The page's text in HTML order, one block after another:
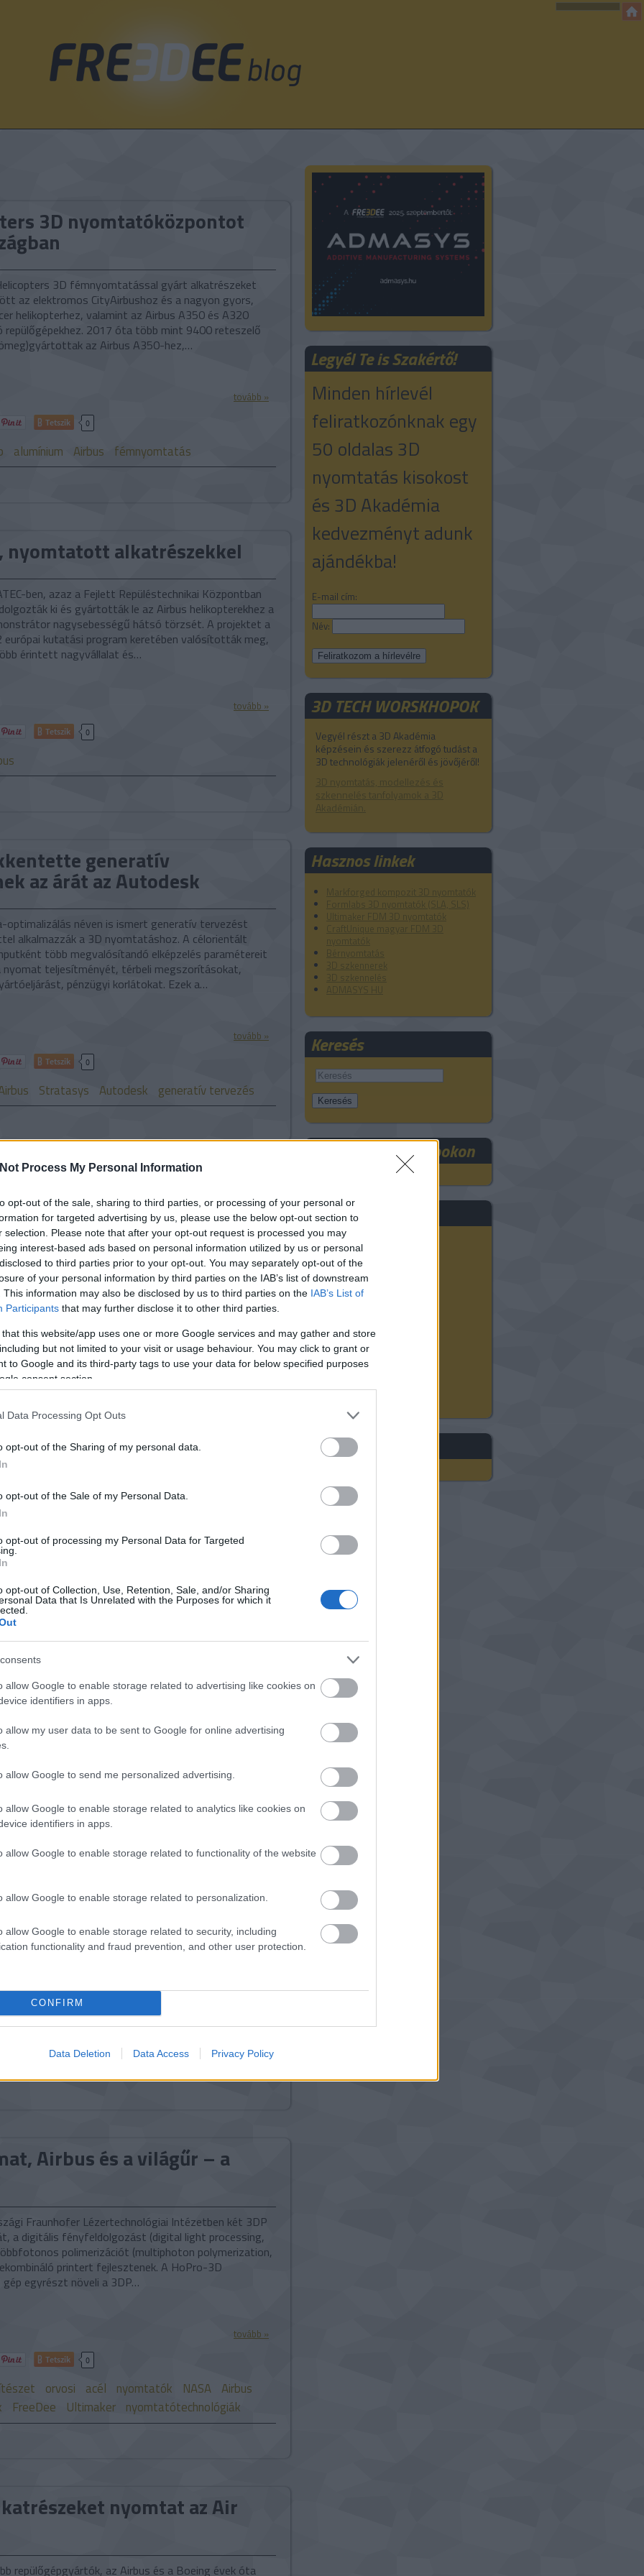
Process My Personal Information
opt-out of the sale, sharing to third parties, or processing of your personal or
for targeted advertising by us, please use the below opt-out section to
selection. Please note that after your opt-out request is processed you may
interest-based ads based on personal information utilized by us or personal
to third parties prior to your opt-out. You may separately opt-out of the
of your personal information by third parties on the IAB’s list of downstream
This information may also be disclosed by us to third parties on the IAB’s List of
Participants that may further disclose it to other third parties.
that this website/app uses one or more Google services and may gather and store
but not limited to your visit or usage behaviour. You may click to grant or
to Google and its third-party tags to use your data for below specified purposes
consent section.
Data Processing Opt Outs
opt-out of the Sharing of my personal data.
opt-out of the Sale of my Personal Data.
opt-out of processing my Personal Data for Targeted
opt-out of Collection, Use, Retention, Sale, and/or Sharing
Data that Is Unrelated with the Purposes for which it
allow Google to enable storage related to advertising like cookies on
identifiers in apps.
allow my user data to be sent to Google for online advertising
allow Google to send me personalized advertising.
allow Google to enable storage related to analytics like cookies on
identifiers in apps.
allow Google to enable storage related to functionality of the website
allow Google to enable storage related to personalization.
allow Google to enable storage related to security, including
functionality and fraud prevention, and other user protection.
CONFIRM
Data Deletion Data Access Privacy Policy
Legyél Te is Szakértő!
Minden hírlevél
feliratkozónknak egy
50 oldalas 3D
nyomtatás kisokost
és 3D Akadémia
kedvezményt adunk
ajándékba!
E-mail cím:
Név:
3D TECH WORSKHOPOK
Vegyél részt a 3D Akadémia
képzésein és szerezz átfogó tudást a
3D technológiák jelenéről és jövőjéről!
3D nyomtatás, modellezés és
szkennelés tanfolyamok a 3D
Akadémián.
Hasznos linkek
Markforged kompozit 3D nyomtatók
Formlabs 3D nyomtatók (SLA, SLS)
Ultimaker FDM 3D nyomtatók
CraftUnique magyar FDM 3D
nyomtatók
Bérnyomtatás
3D szkennerek
3D szkennelés
ADMASYS HU
Keresés
FRE3DEE a Facebookon
Archívum
2025 szeptember
2024 november
2024 október
2024 szeptember
2024 augusztus
2024 május
2024 április
2024 március
2024 február
Tovább...
Egyéb
3D nyomtatóközpontot
3D fémnyomtatással gyárt alkatrészeket
az elektromos CityAirbushoz és a nagyon gyors,
helikopterhez, valamint az Airbus A350 és A320
repülőgépekhez. 2017 óta több mint 9400 reteszelő
az Airbus A350-hez,…
tovább »
Tetszik 0
alumínium Airbus fémnyomtatás
alkatrészekkel
ben, azaz a Fejlett Repüléstechnikai Központban
ki és gyártották le az Airbus helikopterekhez a
nagysebességű hátsó törzsét. A projektet a
európai kutatási program keretében valósították meg,
érintett nagyvállalat és…
tovább »
Tetszik 0
generatív
az árát az Autodesk
optimalizálás néven is ismert generatív tervezést
alkalmazzák a 3D nyomtatáshoz. A célorientált
több megvalósítandó elképzelés paramétereit
nyomat teljesítményét, térbeli megszorításokat,
pénzügyi korlátokat. Ezek a…
tovább »
Tetszik 0
Stratasys Autodesk generatív tervezés
3D nyomtatással
alkatrészek gyártására alkalmas
minősítette a Materialise lézeres szinterezését. Az
poliamidját (PA 2241 FR) használják hozzá, ami
jelenti, hogy a két cég az Airbus első kvalifikált
szinterezéssel dolgozó beszállítói. A…
tovább »
Tetszik 0
poliamid EOS Airbus
mutatja be a Rolls-Royce
utáni állóképek gyors lejátszásával a mozgás illúzióját
a filmezés előtti, 19. századi animációs rendszerként
technika történetébe. Egyik oldalán függőleges
tartalmazó henger, a bevágások alatti belső oldalán
pedig egymás utáni rajzok,…
tovább »
Royce
repülőgépekhez
az SLM és SLD 3D printereket gyártó kínai Farsoon
közösen fejleszt polimer nyomtatóanyagokat polgári
gyártása. Ezen a területen a repülőgépgyártó
Tetszik 0
Airbus
Airbus és a világűr – a
Fraunhofer Lézertechnológiai Intézetben két 3DP
a digitális fényfeldolgozást (digital light processing,
polimerizációt (multiphoton polymerization,
printert fejlesztenek. A HoPro-3D
gép egyrészt növeli a 3DP…
tovább »
Tetszik 0
orvosi acél nyomtatók NASA Airbus
FreeDee Ultimaker nyomtatótechnológiák
nyomtat az Air
repülőgépgyártók, az Airbus és a Boeing évek óta